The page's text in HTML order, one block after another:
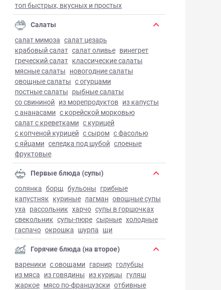
топ быстрых, вкусных и простых
Салаты
салат мимоза салат цезарь
крабовый салат салат оливье винегрет
греческий салат классические салаты
мясные салаты новогодние салаты
овощные салаты с огурцами
постные салаты рыбные салаты
со свининой из морепродуктов из капусты
с ананасами с корейской морковью
салат с креветками с курицей
с копченой курицей с сыром с фасолью
с яйцами селедка под шубой слоеные
фруктовые
Первые блюда (супы)
солянка борщ бульоны грибные
капустняк куриные лагман овощные супы
уха рассольник харчо супы в горшочках
свекольник супы-пюре сырные холодные
гаспачо окрошка шурпа щи
Горячие блюда (на второе)
вареники с овощами гарнир голубцы
из мяса из говядины из курицы гуляш
жаркое мясо по-французски отбивные